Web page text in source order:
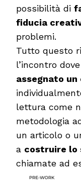
possibilità di
fiducia
problemi.
Tutto questo
l’incontro
assegnato un
lettura come
metodologia
un articolo o
a costruire lo
chiamate ad